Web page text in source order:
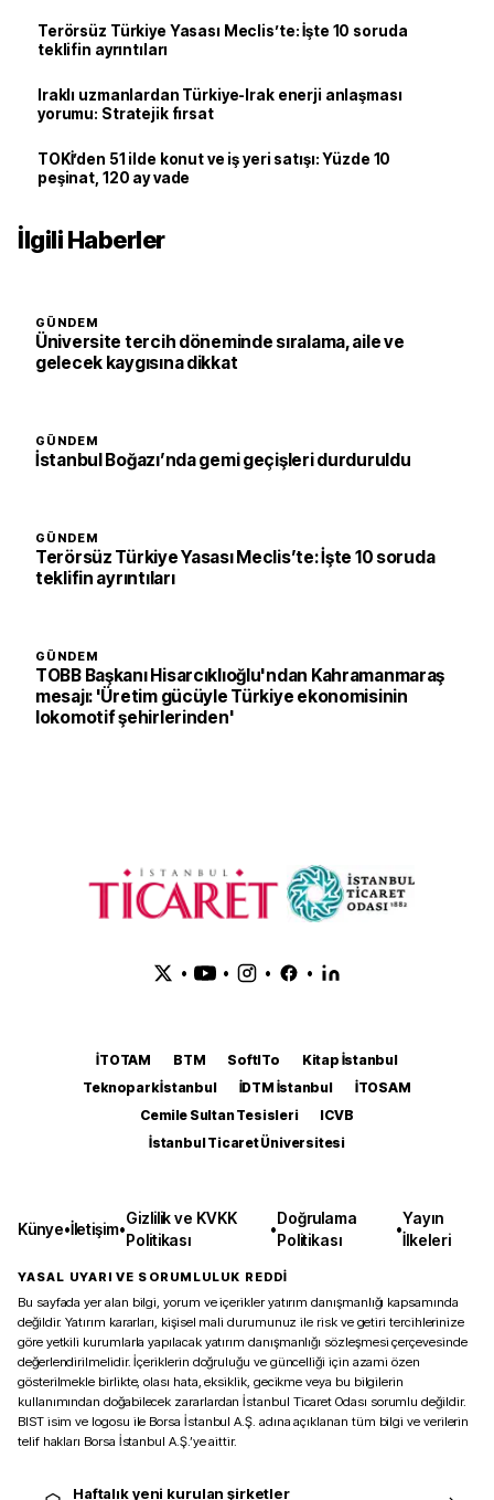
Terörsüz Türkiye Yasası Meclis’te: İşte 10 soruda
teklifin ayrıntıları
Iraklı uzmanlardan Türkiye-Irak enerji anlaşması
yorumu: Stratejik fırsat
TOKİ’den 51 ilde konut ve iş yeri satışı: Yüzde 10
peşinat, 120 ay vade
İlgili Haberler
GÜNDEM
Üniversite tercih döneminde sıralama, aile ve
gelecek kaygısına dikkat
GÜNDEM
İstanbul Boğazı’nda gemi geçişleri durduruldu
GÜNDEM
Terörsüz Türkiye Yasası Meclis’te: İşte 10 soruda
teklifin ayrıntıları
GÜNDEM
TOBB Başkanı Hisarcıklıoğlu'ndan Kahramanmaraş
mesajı: 'Üretim gücüyle Türkiye ekonomisinin
lokomotif şehirlerinden'
• • • •
İTOTAM BTM SoftITo
Kitap İstanbul
Teknopark İstanbul
İDTM İstanbul
İTOSAM
Cemile Sultan Tesisleri
ICVB
İstanbul Ticaret Üniversitesi
Künye•İletişim•
Gizlilik ve KVKK
Politikası
•
Doğrulama
Politikası
•
Yayın
İlkeleri
YASAL UYARI VE SORUMLULUK REDDİ
Bu sayfada yer alan bilgi, yorum ve içerikler yatırım danışmanlığı kapsamında
değildir. Yatırım kararları, kişisel mali durumunuz ile risk ve getiri tercihlerinize
göre yetkili kurumlarla yapılacak yatırım danışmanlığı sözleşmesi çerçevesinde
değerlendirilmelidir. İçeriklerin doğruluğu ve güncelliği için azami özen
gösterilmekle birlikte, olası hata, eksiklik, gecikme veya bu bilgilerin
kullanımından doğabilecek zararlardan İstanbul Ticaret Odası sorumlu değildir.
BIST isim ve logosu ile Borsa İstanbul A.Ş. adına açıklanan tüm bilgi ve verilerin
telif hakları Borsa İstanbul A.Ş.’ye aittir.
Haftalık yeni kurulan şirketler